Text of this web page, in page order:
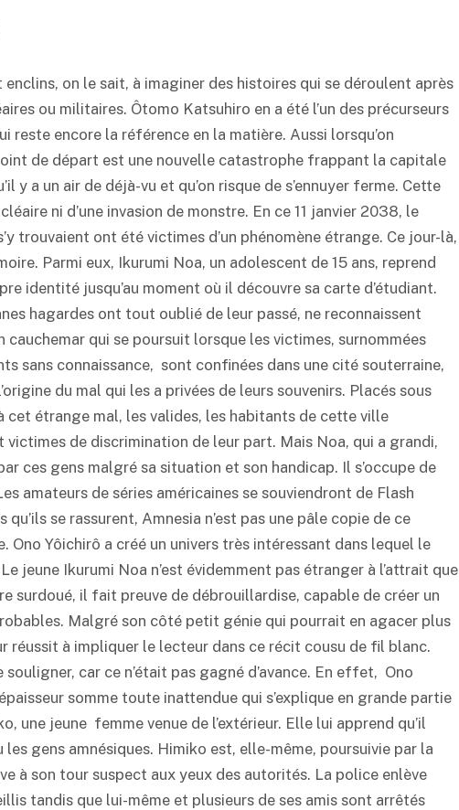
enclins, on le sait, à imaginer des histoires qui se déroulent après
ou militaires. Ôtomo Katsuhiro en a été l’un des précurseurs
reste encore la référence en la matière. Aussi lorsqu’on
de départ est une nouvelle catastrophe frappant la capitale
y a un air de déjà-vu et qu’on risque de s’ennuyer ferme. Cette
ni d’une invasion de monstre. En ce 11 janvier 2038, le
trouvaient ont été victimes d’un phénomène étrange. Ce jour-là,
Parmi eux, Ikurumi Noa, un adolescent de 15 ans, reprend
identité jusqu’au moment où il découvre sa carte d’étudiant.
hagardes ont tout oublié de leur passé, ne reconnaissent
qui se poursuit lorsque les victimes, surnommées
sans connaissance, sont confinées dans une cité souterraine,
du mal qui les a privées de leurs souvenirs. Placés sous
cet étrange mal, les valides, les habitants de cette ville
de discrimination de leur part. Mais Noa, qui a grandi,
ces gens malgré sa situation et son handicap. Il s’occupe de
amateurs de séries américaines se souviendront de Flash
se rassurent, Amnesia n’est pas une pâle copie de ce
Ono Yôichirô a créé un univers très intéressant dans lequel le
jeune Ikurumi Noa n’est évidemment pas étranger à l’attrait que
surdoué, il fait preuve de débrouillardise, capable de créer un
Malgré son côté petit génie qui pourrait en agacer plus
réussit à impliquer le lecteur dans ce récit cousu de fil blanc.
souligner, car ce n’était pas gagné d’avance. En effet, Ono
somme toute inattendue qui s’explique en grande partie
une jeune femme venue de l’extérieur. Elle lui apprend qu’il
les gens amnésiques. Himiko est, elle-même, poursuivie par la
à son tour suspect aux yeux des autorités. La police enlève
tandis que lui-même et plusieurs de ses amis sont arrêtés